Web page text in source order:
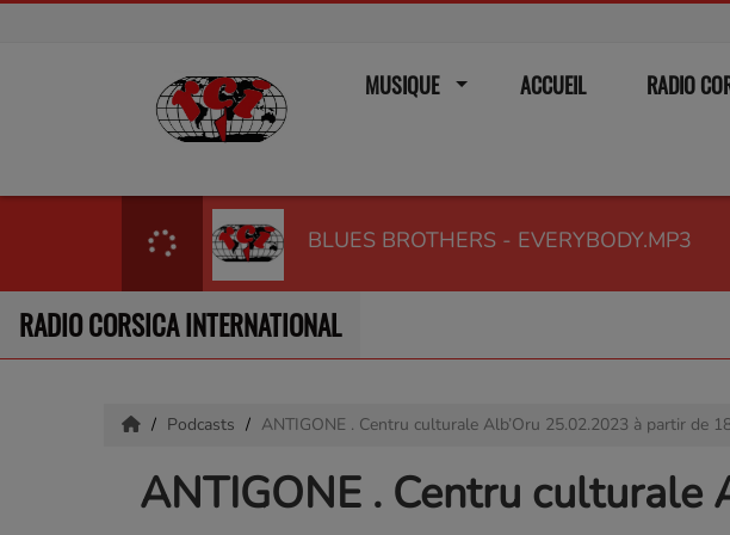
MUSIQUE ACCUEIL RADIO
BLUES BROTHERS - EVERYBODY.MP3
RADIO CORSICA INTERNATIONAL
Podcasts ANTIGONE . Centru culturale Alb’Oru 25.02.2023 à partir de
ANTIGONE . Centru